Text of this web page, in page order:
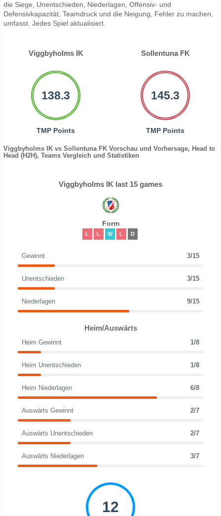
die Siege, Unentschieden, Niederlagen, Offensiv- und
Defensivkapazität, Teamdruck und die Neigung, Fehler zu machen,
umfasst. Jedes Spiel aktualisiert.
Viggbyholms IK Sollentuna FK
138.3
TMP Points
145.3
TMP Points
Viggbyholms IK vs Sollentuna FK Vorschau und Vorhersage, Head to
Head (H2H), Teams Vergleich und Statistiken
Viggbyholms IK last 15 games
Form
L L W L D
Gewinnt 3/15
Unentschieden 3/15
Niederlagen 9/15
Heim/Auswärts
Heim Gewinnt 1/8
Heim Unentschieden 1/8
Heim Niederlagen 6/8
Auswärts Gewinnt 2/7
Auswärts Unentschieden 2/7
Auswärts Niederlagen 3/7
12